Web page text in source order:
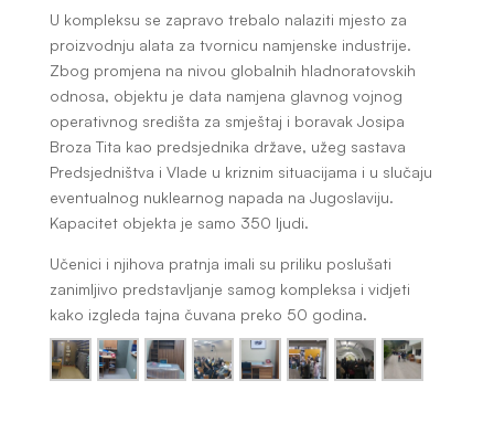
U kompleksu se zapravo trebalo nalaziti mjesto za
proizvodnju alata za tvornicu namjenske industrije.
Zbog promjena na nivou globalnih hladnoratovskih
odnosa, objektu je data namjena glavnog vojnog
operativnog središta za smještaj i boravak Josipa
Broza Tita kao predsjednika države, užeg sastava
Predsjedništva i Vlade u kriznim situacijama i u slučaju
eventualnog nuklearnog napada na Jugoslaviju.
Kapacitet objekta je samo 350 ljudi.
Učenici i njihova pratnja imali su priliku poslušati
zanimljivo predstavljanje samog kompleksa i vidjeti
kako izgleda tajna čuvana preko 50 godina.